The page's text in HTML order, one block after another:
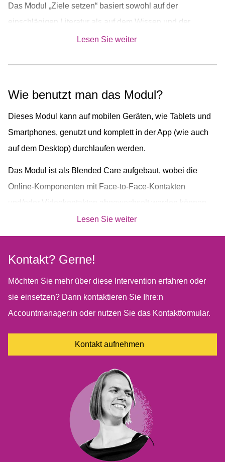
Das Modul „Ziele setzen“ basiert sowohl auf der
einschlägigen Literatur als auf dem Wissen und der
Erfahrung von Experten der Gesundheitsversorgung und
Lesen Sie weiter
Wie benutzt man das Modul?
Dieses Modul kann auf mobilen Geräten, wie Tablets und
Smartphones, genutzt und komplett in der App (wie auch
auf dem Desktop) durchlaufen werden.
Das Modul ist als Blended Care aufgebaut, wobei die
Online-Komponenten mit Face-to-Face-Kontakten
und/oder Videokontakten abgewechselt werden können.
Durch die Online-Bearbeitung bestimmter Themen gibt es
in den Präsenzsitzungen mehr Raum für Vertiefung.
Eine Selbsthilfeversion dieses Moduls ist auch im
Lesen Sie weiter
Kontakt? Gerne!
Möchten Sie mehr über diese Intervention erfahren oder
sie einsetzen? Dann kontaktieren Sie Ihre:n
Accountmanager:in oder nutzen Sie das Kontaktformular.
Kontakt aufnehmen